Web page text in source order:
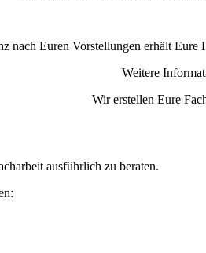
nach Euren Vorstellungen erhält Eure
Weitere
Wir erstellen Eure
ausführlich zu beraten.